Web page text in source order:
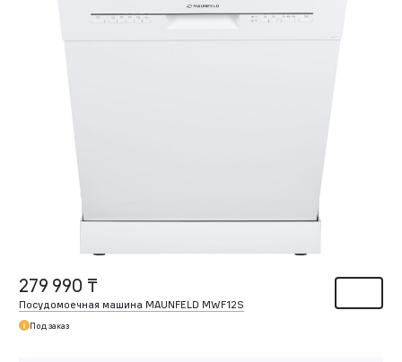
279 990 ₸
Посудомоечная машина MAUNFELD MWF12S
Под заказ